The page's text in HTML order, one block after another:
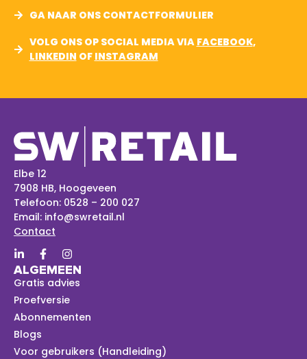
GA NAAR ONS CONTACTFORMULIER
VOLG ONS OP SOCIAL MEDIA VIA FACEBOOK,
LINKEDIN OF INSTAGRAM
Elbe 12
7908 HB, Hoogeveen
Telefoon: 0528 – 200 027
Email: info@swretail.nl
Contact
ALGEMEEN
Gratis advies
Proefversie
Abonnementen
Blogs
Voor gebruikers (Handleiding)